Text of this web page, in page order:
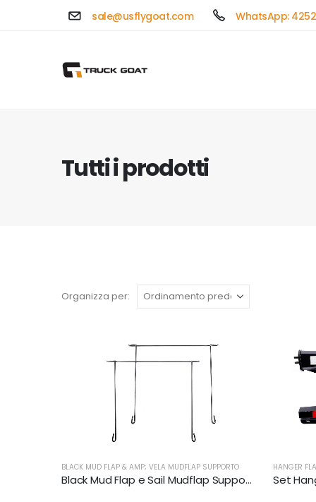
sale@usflygoat.com WhatsApp:
Tutti i prodotti
Organizza per:
BLACK MUD FLAP & AMP; VELA MUDFLAP SUPPORTO
Black Mud Flap e Sail Mudflap Support per camion | XKJ-MFH-CS24CH
HANGER